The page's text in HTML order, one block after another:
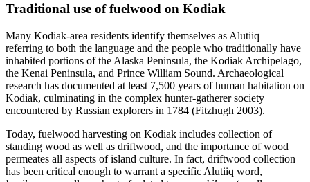
Traditional use of fuelwood on Kodiak
Many Kodiak-area residents identify themselves as Alutiiq—
referring to both the language and the people who traditionally have
inhabited portions of the Alaska Peninsula, the Kodiak Archipelago,
the Kenai Peninsula, and Prince William Sound. Archaeological
research has documented at least 7,500 years of human habitation on
Kodiak, culminating in the complex hunter-gatherer society
encountered by Russian explorers in 1784 (Fitzhugh 2003).
Today, fuelwood harvesting on Kodiak includes collection of
standing wood as well as driftwood, and the importance of wood
permeates all aspects of island culture. In fact, driftwood collection
has been critical enough to warrant a specific Alutiiq word,